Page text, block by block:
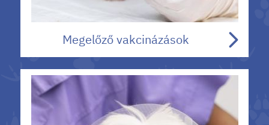
Megelőző vakcinázások